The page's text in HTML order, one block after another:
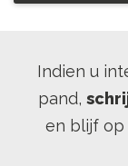
Indien u
pand,
en blijf op